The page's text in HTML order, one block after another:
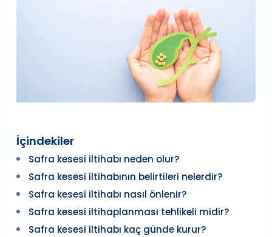
İçindekiler
Safra kesesi iltihabı neden olur?
Safra kesesi iltihabının belirtileri nelerdir?
Safra kesesi iltihabı nasıl önlenir?
Safra kesesi iltihaplanması tehlikeli midir?
Safra kesesi iltihabı kaç günde kurur?